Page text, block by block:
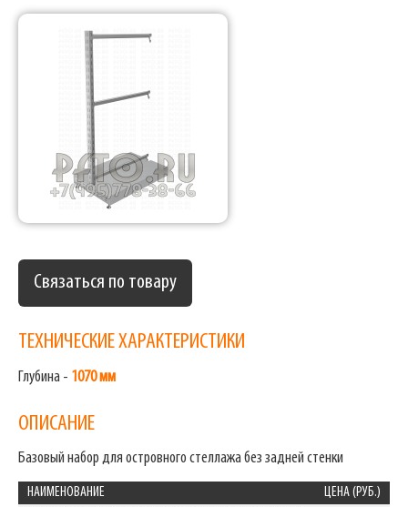
Фабрика торгового оборудования
Связаться по товару
ТЕХНИЧЕСКИЕ ХАРАКТЕРИСТИКИ
Глубина - 1070 мм
ОПИСАНИЕ
Базовый набор для островного стеллажа без задней стенки
НАИМЕНОВАНИЕ
ЦЕНА (РУБ.)